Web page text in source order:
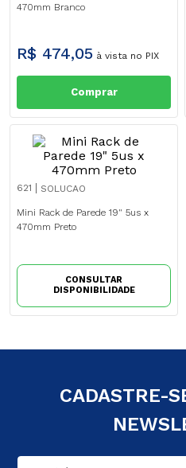
470mm Branco
R$ 474,05 à vista no PIX
Comprar
621 SOLUCAO
Mini Rack de Parede 19" 5us x
470mm Preto
CONSULTAR
DISPONIBILIDADE
CADASTRE-